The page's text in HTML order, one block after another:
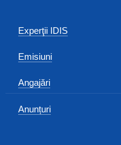
Experţii IDIS
Emisiuni
Angajări
Anunțuri